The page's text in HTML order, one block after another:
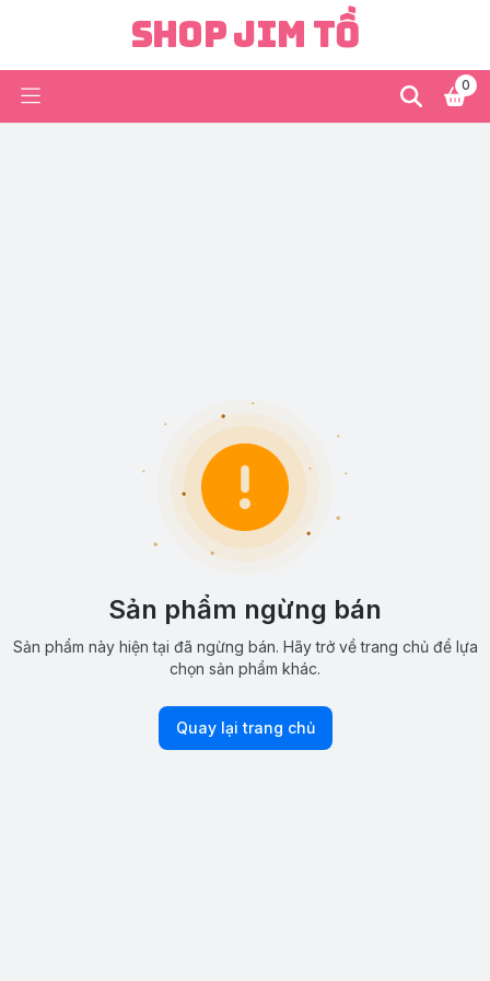
Shop Jim Tồ
0
Sản phẩm ngừng bán
Sản phẩm này hiện tại đã ngừng bán. Hãy trở về trang chủ để lựa
chọn sản phẩm khác.
Quay lại trang chủ